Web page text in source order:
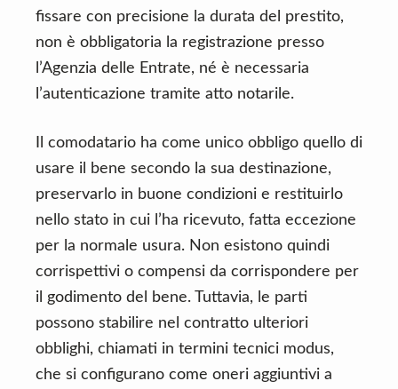
fissare con precisione la durata del prestito,
non è obbligatoria la registrazione presso
l’Agenzia delle Entrate, né è necessaria
l’autenticazione tramite atto notarile.
Il comodatario ha come unico obbligo quello di
usare il bene secondo la sua destinazione,
preservarlo in buone condizioni e restituirlo
nello stato in cui l’ha ricevuto, fatta eccezione
per la normale usura. Non esistono quindi
corrispettivi o compensi da corrispondere per
il godimento del bene. Tuttavia, le parti
possono stabilire nel contratto ulteriori
obblighi, chiamati in termini tecnici modus,
che si configurano come oneri aggiuntivi a